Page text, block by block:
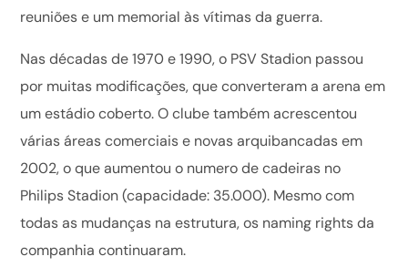
reuniões e um memorial às vítimas da guerra.
Nas décadas de 1970 e 1990, o PSV Stadion passou
por muitas modificações, que converteram a arena em
um estádio coberto. O clube também acrescentou
várias áreas comerciais e novas arquibancadas em
2002, o que aumentou o numero de cadeiras no
Philips Stadion (capacidade: 35.000). Mesmo com
todas as mudanças na estrutura, os naming rights da
companhia continuaram.